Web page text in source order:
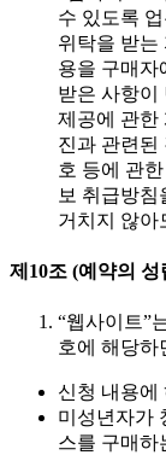
수 있도록
위탁을 받는
용을 구매자
받은 사항이
제공에 관한
진과 관련된
호 등에 관
보 취급방
거치지 않아
제10조 (예약의 성
“웹사이트”
호에 해당하
신청 내용에
미성년자가
스를 구매하